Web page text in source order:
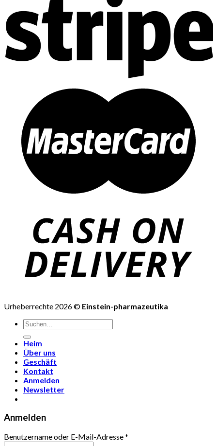
Urheberrechte 2026 © Einstein-pharmazeutika
Suchen
nach:
Heim
Über uns
Geschäft
Kontakt
Anmelden
Newsletter
Anmelden
Benutzername oder E-Mail-Adresse*